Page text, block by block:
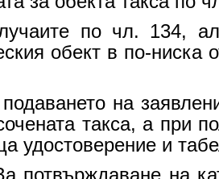
по чл. 134,
обект в по-
на
такса, а при
удостоверение и